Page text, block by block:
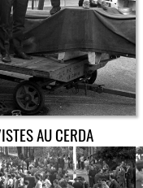
AU CERDA